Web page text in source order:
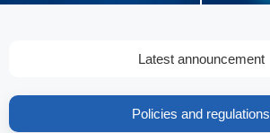
Latest announcement
Policies and regulations